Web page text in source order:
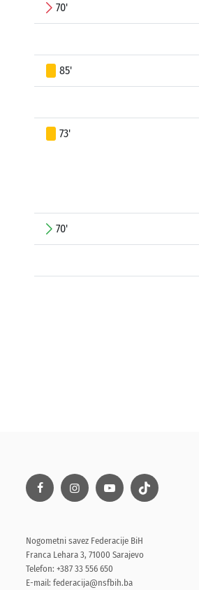
70'
85'
73'
70'
Nogometni savez Federacije BiH
Franca Lehara 3, 71000 Sarajevo
Telefon: +387 33 556 650
E-mail: federacija@nsfbih.ba